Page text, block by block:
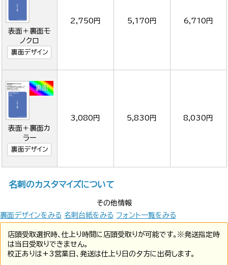
表面＋裏面モ
ノクロ
裏面デザイン
2,750円 5,170円 6,710円
表面＋裏面カ
ラー
裏面デザイン
3,080円 5,830円 8,030円
名刺のカスタマイズについて
その他情報
裏面デザインをみる 名刺台紙をみる フォント一覧をみる
店頭受取選択時、仕上り時間に店頭受取りが可能です。※発送指定時
は当日受取りできません。
校正ありは+3営業日、発送は仕上り日の夕方に出荷します。